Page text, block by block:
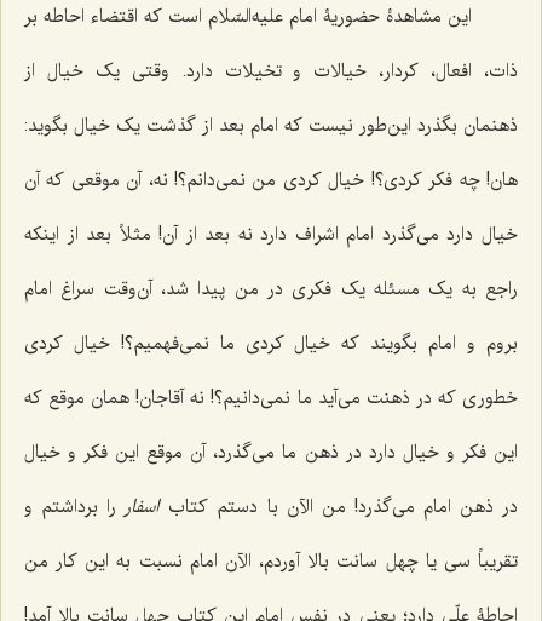
این مشاهدۀ حضوریۀ امام علیه‌السّلام است که اقتضاء احاطه بر
ذات، افعال، کردار، خیالات و تخیلات دارد. وقتی یک خیال از
ذهنمان بگذرد این‌طور نیست که امام بعد از گذشت یک خیال بگوید:
هان! چه فکر کردی؟! خیال کردی من نمی‌دانم؟! نه، آن موقعی که آن
خیال دارد می‌گذرد امام اشراف دارد نه بعد از آن! مثلاً بعد از اینکه
راجع به یک مسئله یک فکری در من پیدا شد، آن‌وقت سراغ امام
بروم و امام بگویند که خیال کردی ما نمی‌فهمیم؟! خیال کردی
خطوری که در ذهنت می‌آید ما نمی‌دانیم؟! نه آقاجان! همان موقع که
این فکر و خیال دارد در ذهن ما می‌گذرد، آن موقع این فکر و خیال
در ذهن امام می‌گذرد! من الآن با دستم کتاباسفار را برداشتم و
تقریباً سی یا چهل سانت بالا آوردم، الآن امام نسبت به این کار من